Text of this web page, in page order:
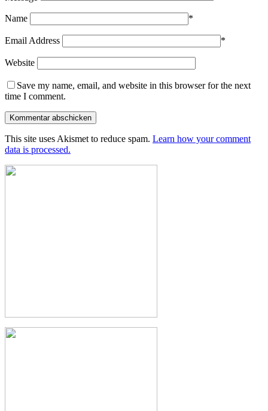
Name *
Email Address *
Website
Save my name, email, and website in this browser for the next
time I comment.
This site uses Akismet to reduce spam. Learn how your comment
data is processed.